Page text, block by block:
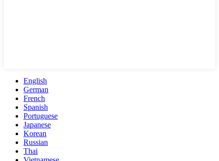
English
German
French
Spanish
Portuguese
Japanese
Korean
Russian
Thai